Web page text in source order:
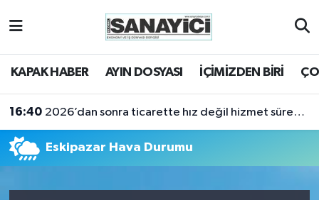
KAPAK HABER AYIN DOSYASI İÇİMİZDEN BİRİ
16:40 2026’dan sonra ticarette hız değil hizmet sürekliliği öne çıkacak
Eskipazar Hava Durumu
Tekirdağ Nöbetçi Eczaneler